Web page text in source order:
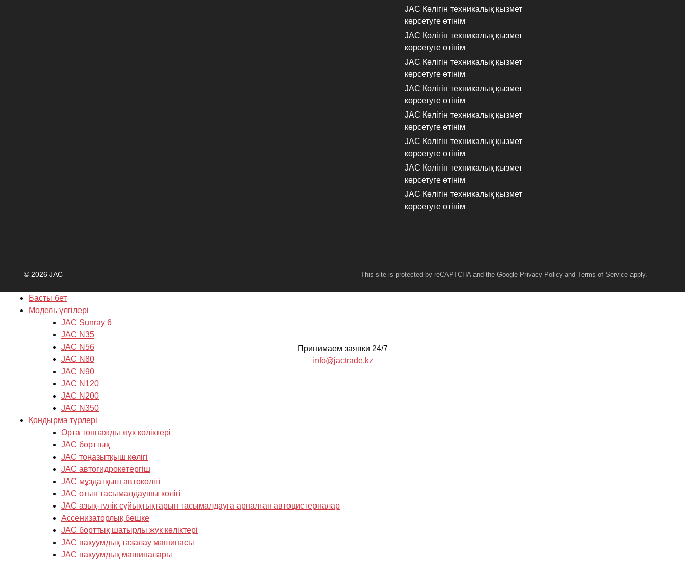
JAC Көлігін техникалық қызмет
көрсетуге өтінім
JAC Көлігін техникалық қызмет
көрсетуге өтінім
JAC Көлігін техникалық қызмет
көрсетуге өтінім
JAC Көлігін техникалық қызмет
көрсетуге өтінім
JAC Көлігін техникалық қызмет
көрсетуге өтінім
JAC Көлігін техникалық қызмет
көрсетуге өтінім
JAC Көлігін техникалық қызмет
көрсетуге өтінім
JAC Көлігін техникалық қызмет
көрсетуге өтінім
© 2026 JAC This site is protected by reCAPTCHA and the Google Privacy Policyand Terms of Serviceapply.
Басты бет
Модель үлгілері
JAC Sunray 6
JAC N35
JAC N56
JAC N80
JAC N90
JAC N120
JAC N200
JAC N350
Қондырма түрлері
Орта тоннажды жүк көліктері
JAC борттық
JAC тоңазытқыш көлігі
JAC автогидрокөтергіш
JAC мұздатқыш автокөлігі
JAC отын тасымалдаушы көлігі
JAC азық-түлік сұйықтықтарын тасымалдауға арналған автоцистерналар
Ассенизаторлық бөшке
JAC борттық шатырлы жүк көліктері
JAC вакуумдық тазалау машинасы
JAC вакуумдық машиналары
Принимаем заявки 24/7
info@jactrade.kz